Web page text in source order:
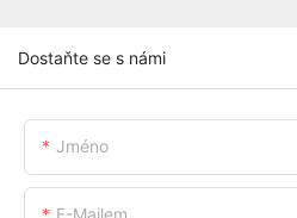
Dostaňte se s námi
Jméno
E-Mailem